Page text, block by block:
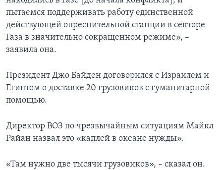
пытаемся поддерживать работу единственной
действующей опреснительной станции в секторе
Газа в значительно сокращенном режиме», –
заявила она.
Президент Джо Байден договорился с Израилем и
Египтом о доставке 20 грузовиков с гуманитарной
помощью.
Директор ВОЗ по чрезвычайным ситуациям Майкл
Райан назвал это «каплей в океане нужды».
«Там нужно две тысячи грузовиков», – сказал он.